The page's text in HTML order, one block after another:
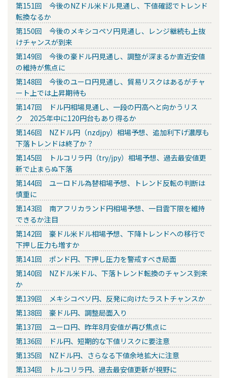
第151回 今後のNZドル米ドル見通し、下値確認でトレンド
転換なるか
第150回 今後のメキシコペソ円見通し、レンジ継続も上抜
けチャンスが到来
第149回 今後の豪ドル円見通し、調整が深まるか直近安値
の維持が焦点に
第148回 今後のユーロ円見通し、貿易リスクはあるがチャ
ート上では上昇期待も
第147回 ドル円相場見通し、一段の円高へと向かうリス
ク 2025年中に120円台もあり得るか
第146回 NZドル円（nzdjpy）相場予想、追加利下げ濃厚も
下落トレンドは終了か？
第145回 トルコリラ円（try/jpy）相場予想、過去最安値更
新で止まらぬ下落
第144回 ユーロドル為替相場予想、トレンド反転の判断は
慎重に
第143回 南アフリカランド円相場予想、一目雲下限を維持
できるか注目
第142回 豪ドル米ドル相場予想、下降トレンドへの移行で
下押し圧力も増すか
第141回 ポンド円、下押し圧力を警戒すべき局面
第140回 NZドル米ドル、下落トレンド転換のチャンス到来
か
第139回 メキシコペソ円、反発に向けたラストチャンスか
第138回 豪ドル円、調整局面入り
第137回 ユーロ円、昨年8月安値が再び焦点に
第136回 ドル円、短期的な下値リスクに要注意
第135回 NZドル円、さらなる下値余地拡大に注意
第134回 トルコリラ円、過去最安値更新が視野に